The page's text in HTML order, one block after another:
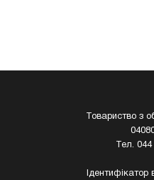
Товариство з
Тел.
Ідентифікатор